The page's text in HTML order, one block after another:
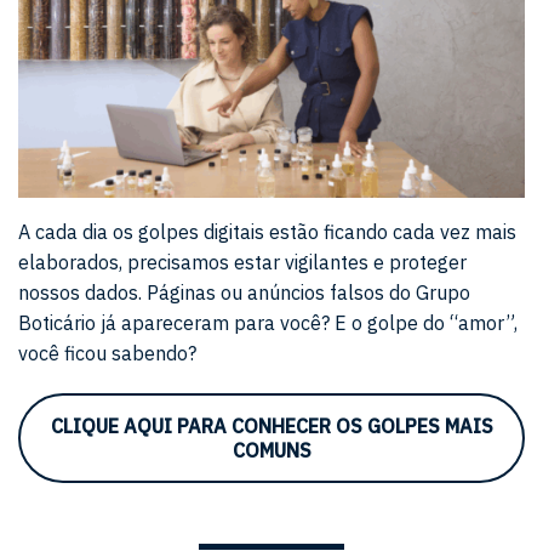
A cada dia os golpes digitais estão ficando cada vez mais
elaborados, precisamos estar vigilantes e proteger
nossos dados. Páginas ou anúncios falsos do Grupo
Boticário já apareceram para você? E o golpe do “amor”,
você ficou sabendo?
CLIQUE AQUI PARA CONHECER OS GOLPES MAIS
COMUNS